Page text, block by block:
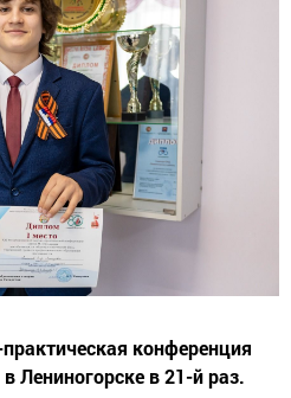
конференция
в 21-й раз.